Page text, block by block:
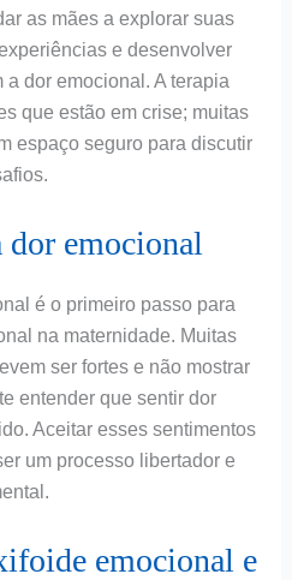
as mães a explorar suas
e desenvolver
dor emocional. A terapia
que estão em crise; muitas
espaço seguro para discutir
dor emocional
é o primeiro passo para
na maternidade. Muitas
ser fortes e não mostrar
entender que sentir dor
Aceitar esses sentimentos
um processo libertador e
emocional e